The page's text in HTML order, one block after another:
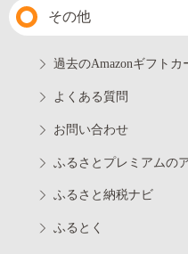
その他
過去のAmazonギフト
よくある質問
お問い合わせ
ふるさとプレミアムの
ふるさと納税ナビ
ふるとく